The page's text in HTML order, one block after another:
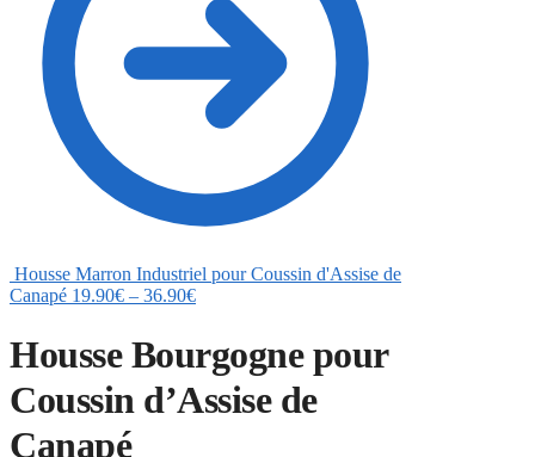
Housse Marron Industriel pour Coussin d'Assise de
Canapé 19.90€ – 36.90€
Housse Bourgogne pour
Coussin d’Assise de
Canapé